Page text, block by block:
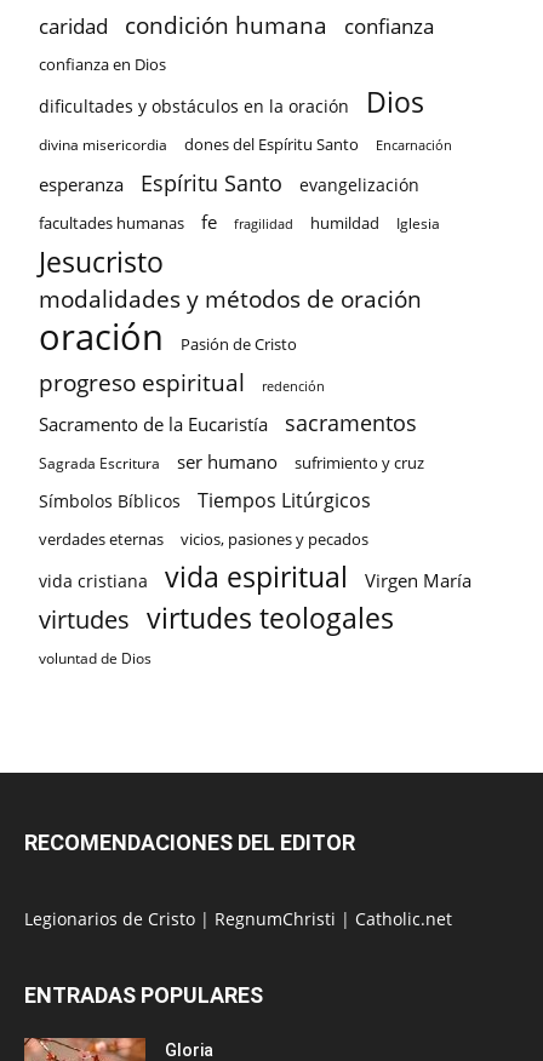
caridad condición humana confianza
confianza en Dios
dificultades y obstáculos en la oración Dios
divina misericordia dones del Espíritu Santo Encarnación
esperanza Espíritu Santo evangelización
facultades humanas fe fragilidad humildad Iglesia
Jesucristo
modalidades y métodos de oración
oración Pasión de Cristo
progreso espiritual redención
Sacramento de la Eucaristía sacramentos
Sagrada Escritura ser humano sufrimiento y cruz
Símbolos Bíblicos Tiempos Litúrgicos
verdades eternas vicios, pasiones y pecados
vida cristiana vida espiritual Virgen María
virtudes virtudes teologales
voluntad de Dios
RECOMENDACIONES DEL EDITOR
Legionarios de Cristo | RegnumChristi | Catholic.net
ENTRADAS POPULARES
Gloria